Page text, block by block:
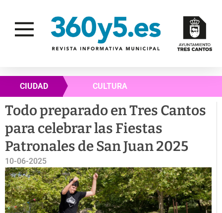
CIUDAD CULTURA
Todo preparado en Tres Cantos
para celebrar las Fiestas
Patronales de San Juan 2025
10-06-2025